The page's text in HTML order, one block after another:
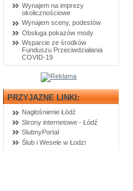
Wynajem na imprezy
okolicznościowe
Wynajem sceny, podestów
Obsługa pokazów mody
Wsparcie ze środków
Funduszu Przeciwdziałania
COVID-19
PRZYJAZNE LINKI:
Nagłośnienie Łódź
Strony internetowe - Łódź
SlubnyPortal
Ślub i Wesele w Łodzi